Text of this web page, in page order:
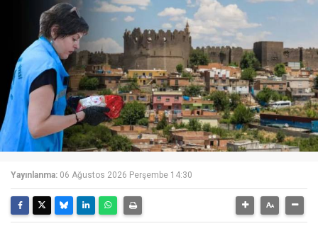
Yayınlanma: 06 Ağustos 2026 Perşembe 14:30